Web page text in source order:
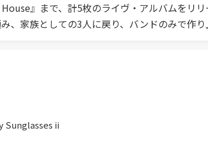
』まで、計5枚のライヴ・アルバムをリ
、家族としての3人に戻り、バンドのみで作り
Sunglasses ii